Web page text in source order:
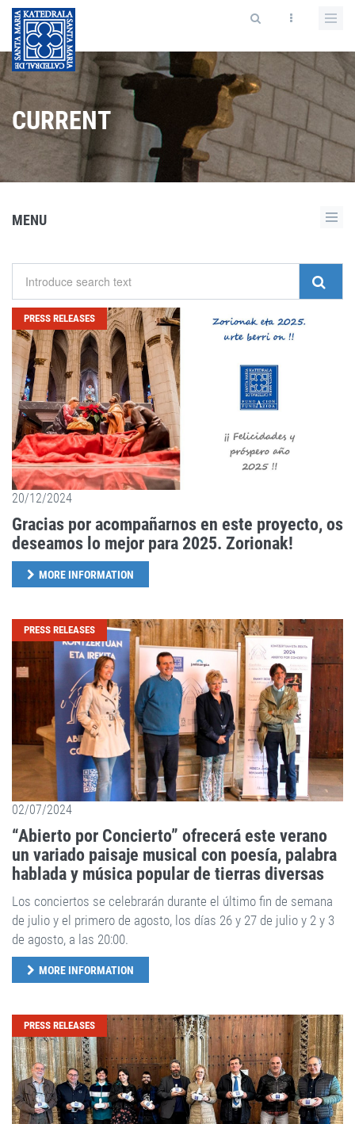
CURRENT
MENU
PRESS RELEASES
20/12/2024
Gracias por acompañarnos en este proyecto, os
deseamos lo mejor para 2025. Zorionak!
MORE INFORMATION
PRESS RELEASES
02/07/2024
“Abierto por Concierto” ofrecerá este verano
un variado paisaje musical con poesía, palabra
hablada y música popular de tierras diversas
Los conciertos se celebrarán durante el último fin de semana
de julio y el primero de agosto, los días 26 y 27 de julio y 2 y 3
de agosto, a las 20:00.
MORE INFORMATION
PRESS RELEASES